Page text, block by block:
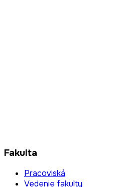
Fakulta
Pracoviská
Vedenie fakulty